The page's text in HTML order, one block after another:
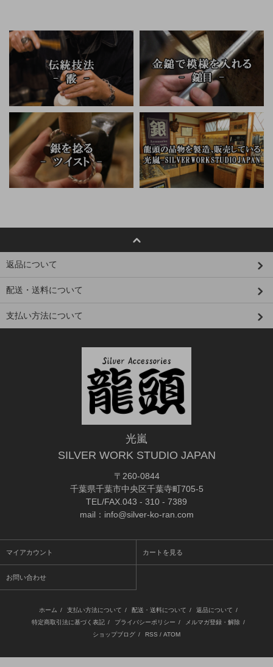
返品について
配送・送料について
支払い方法について
光嵐
SILVER WORK STUDIO JAPAN
〒260-0844
千葉県千葉市中央区千葉寺町705-5
TEL/FAX.043 - 310 - 7389
mail：info@silver-ko-ran.com
マイアカウント カートを見る
お問い合わせ
ホーム / 支払い方法について / 配送・送料について / 返品について /
特定商取引法に基づく表記 / プライバシーポリシー / メルマガ登録・解除 /
ショップブログ / RSS / ATOM